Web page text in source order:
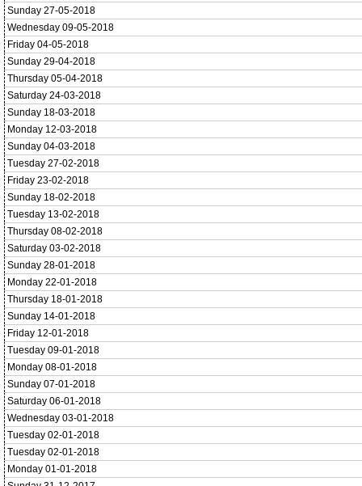
Sunday 27-05-2018
Wednesday 09-05-2018
Friday 04-05-2018
Sunday 29-04-2018
Thursday 05-04-2018
Saturday 24-03-2018
Sunday 18-03-2018
Monday 12-03-2018
Sunday 04-03-2018
Tuesday 27-02-2018
Friday 23-02-2018
Sunday 18-02-2018
Tuesday 13-02-2018
Thursday 08-02-2018
Saturday 03-02-2018
Sunday 28-01-2018
Monday 22-01-2018
Thursday 18-01-2018
Sunday 14-01-2018
Friday 12-01-2018
Tuesday 09-01-2018
Monday 08-01-2018
Sunday 07-01-2018
Saturday 06-01-2018
Wednesday 03-01-2018
Tuesday 02-01-2018
Tuesday 02-01-2018
Monday 01-01-2018